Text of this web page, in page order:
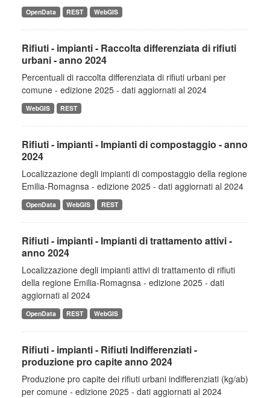
OpenData REST WebGIS
Rifiuti - impianti - Raccolta differenziata di rifiuti
urbani - anno 2024
Percentuali di raccolta differenziata di rifiuti urbani per
comune - edizione 2025 - dati aggiornati al 2024
WebGIS REST
Rifiuti - impianti - Impianti di compostaggio - anno
2024
Localizzazione degli impianti di compostaggio della regione
Emilia-Romagnsa - edizione 2025 - dati aggiornati al 2024
OpenData WebGIS REST
Rifiuti - impianti - Impianti di trattamento attivi -
anno 2024
Localizzazione degli impianti attivi di trattamento di rifiuti
della regione Emilia-Romagnsa - edizione 2025 - dati
aggiornati al 2024
OpenData REST WebGIS
Rifiuti - impianti - Rifiuti Indifferenziati -
produzione pro capite anno 2024
Produzione pro capite dei rifiuti urbani indifferenziati (kg/ab)
per comune - edizione 2025 - dati aggiornati al 2024